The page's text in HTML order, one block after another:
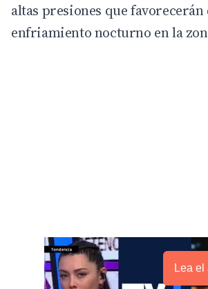
altas presiones que favorecerán
enfriamiento nocturno en la
Lea el